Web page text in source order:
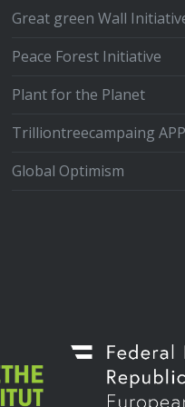
Great green Wall
Peace Forest Initiative
Plant for the Planet
Trilliontreecampaing APP
Global Optimism